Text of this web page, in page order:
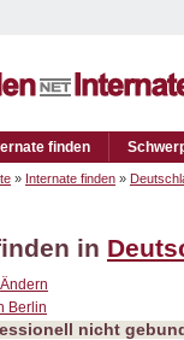
finden
» Internate finden »
in
Ändern
Berlin
nicht